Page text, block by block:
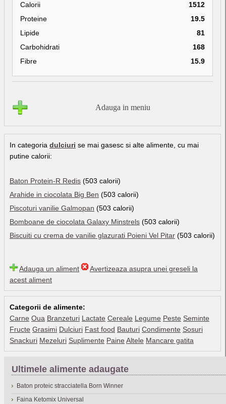
Calorii
1512
Proteine
19.5
Lipide
81
Carbohidrati
168
Fibre
15.9
Adauga in meniu
In categoria dulciuri se mai gasesc si alte alimente, cu mai
putine calorii:
Baton Protein-R Redis (503 calorii)
Arahide in ciocolata Big Ben (503 calorii)
Piscoturi vanilie Galmopan (503 calorii)
Bomboane de ciocolata Galaxy Minstrels (503 calorii)
Biscuiti cu crema de vanilie glazurati Poieni Vel Pitar (503 calorii)
Adauga un aliment
Avertizeaza asupra unei greseli la
acest aliment
Categorii de alimente:
Carne Oua Branzeturi Lactate Cereale Legume Peste Seminte
Fructe Grasimi Dulciuri Fast food Bauturi Condimente Sosuri
Snackuri Mezeluri Suplimente Paine Altele Mancare gatita
Ultimele alimente adaugate
Baton proteic stracciatella Born Winner
Faina Ketomix Universal